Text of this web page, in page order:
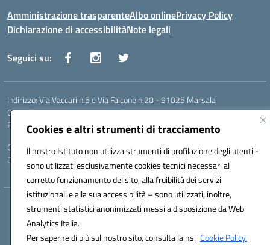
Cookies e altri strumenti di tracciamento
Il nostro Istituto non utilizza strumenti di profilazione degli utenti -
sono utilizzati esclusivamente cookies tecnici necessari al
corretto funzionamento del sito, alla fruibilità dei servizi
istituzionali e alla sua accessibilità – sono utilizzati, inoltre,
strumenti statistici anonimizzati messi a disposizione da Web
Analytics Italia.
Per saperne di più sul nostro sito, consulta la ns. Cookie Policy.
Amministrazione trasparenteAlbo onlinePrivacy Policy
Dichiarazione di accessibilitàNote legali
Seguici su:
Indirizzo:Via Vaccari n.5 e Via Falcone n.20 - 91025 Marsala
Centralino:09231928988 Email:tppm03000q@istruzione.it
Posta elettronica certificata (PEC):tppm03000q@pec.istruzione.it
Codice fiscale: 82004490817
Codice meccanografico: TPPM03000Q
Hosting & Powered by 3D Solution S.r.l.
Concept & Design by Designers Italia